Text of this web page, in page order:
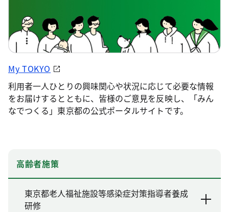
My TOKYO
利用者一人ひとりの興味関心や状況に応じて必要な情報
をお届けするとともに、皆様のご意見を反映し、「みん
なでつくる」東京都の公式ポータルサイトです。
高齢者施策
東京都老人福祉施設等感染症対策指導者養成
研修